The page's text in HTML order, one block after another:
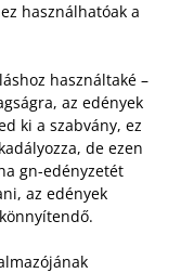
használhatóak a
használtaké –
az edények
ki a szabvány, ez
de ezen
gn-edényzetét
az edények